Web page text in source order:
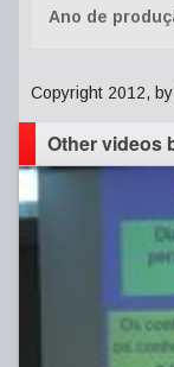
Ano de
Copyright 2012,
Other videos